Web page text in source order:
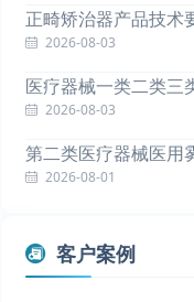
正畸矫治器产品技术
2026-08-03
医疗器械一类二类三
2026-08-03
第二类医疗器械医用
2026-08-01
客户案例